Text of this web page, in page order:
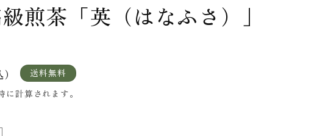
煎茶「英（はなふさ）｣
送料無料
に計算されます。